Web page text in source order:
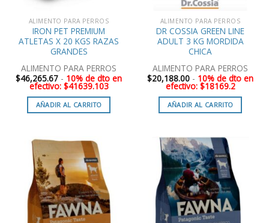
ALIMENTO PARA PERROS
IRON PET PREMIUM
ATLETAS X 20 KGS RAZAS
GRANDES
ALIMENTO PARA PERROS
$46,265.67 - 10% de dto en
efectivo: $41639.103
AÑADIR AL CARRITO
ALIMENTO PARA PERROS
DR COSSIA GREEN LINE
ADULT 3 KG MORDIDA
CHICA
ALIMENTO PARA PERROS
$20,188.00 - 10% de dto en
efectivo: $18169.2
AÑADIR AL CARRITO